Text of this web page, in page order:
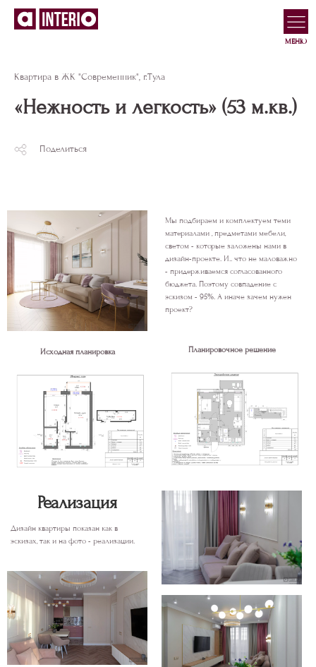
МЕНЮ
Квартира в ЖК "Современник", г.Тула
«Нежность и легкость» (53 м.кв.)
Поделиться
Мы подбираем и комплектуем теми
материалами , предметами мебели,
светом - которые заложены нами в
дизайн-проекте. И.. что не маловажно
- придерживаемся согласованного
бюджета. Поэтому совпадение с
эскизом - 95%. А иначе зачем нужен
проект?
Исходная планировка Планировочное решение
Реализация
Дизайн квартиры показан как в
эскизах, так и на фото - реализации.